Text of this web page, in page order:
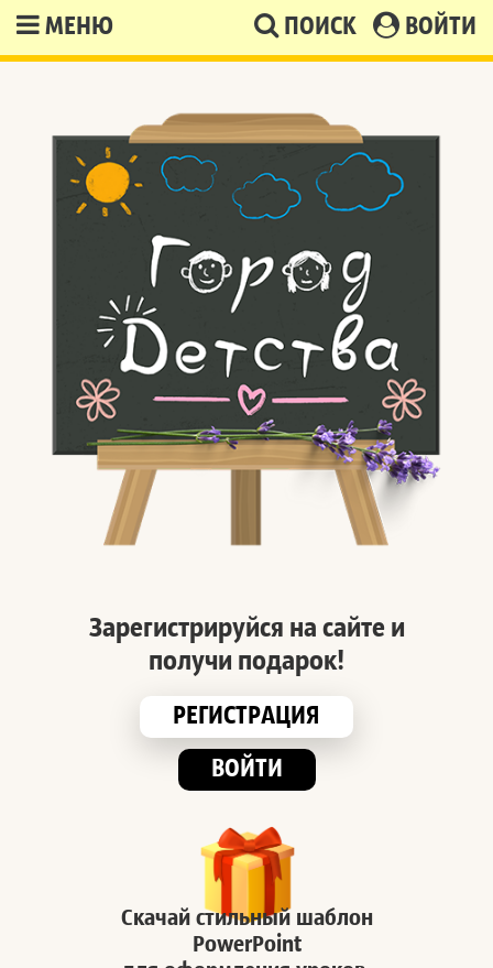
МЕНЮ ВОЙТИ
ПОИСК
Зарегистрируйся на сайте и
получи подарок!
РЕГИСТРАЦИЯ
ВОЙТИ
Скачай стильный шаблон
PowerPoint